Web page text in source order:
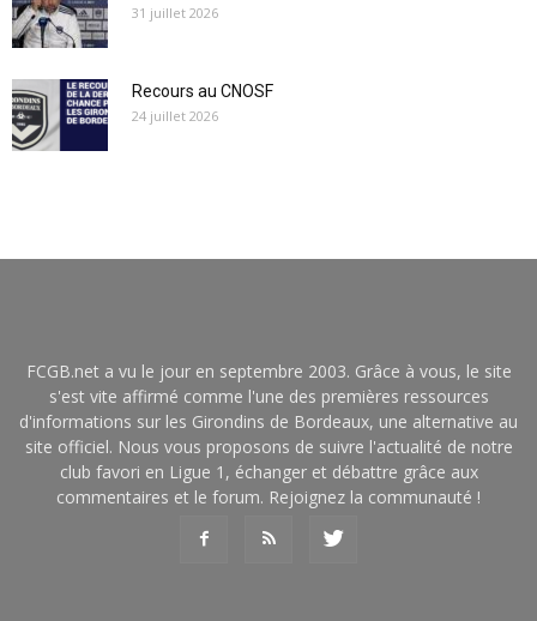
31 juillet 2026
Recours au CNOSF
24 juillet 2026
FCGB.net a vu le jour en septembre 2003. Grâce à vous, le site
s'est vite affirmé comme l'une des premières ressources
d'informations sur les Girondins de Bordeaux, une alternative au
site officiel. Nous vous proposons de suivre l'actualité de notre
club favori en Ligue 1, échanger et débattre grâce aux
commentaires et le forum. Rejoignez la communauté !